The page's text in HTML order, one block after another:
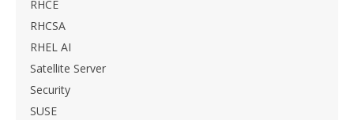
RHCE
RHCSA
RHEL AI
Satellite Server
Security
SUSE